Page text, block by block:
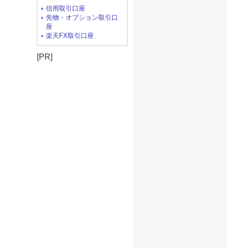
信用取引口座
先物・オプション取引口
座
楽天FX取引口座
[PR]